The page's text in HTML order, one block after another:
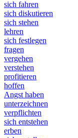
sich fahren
sich diskutieren
sich stehen
lehren
sich festlegen
fragen
vergehen
verstehen
profitieren
hoffen
Angst haben
unterzeichnen
verpflichten
sich entstehen
erben